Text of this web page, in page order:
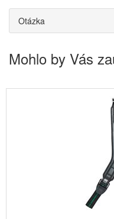
Otázka
Mohlo by Vás